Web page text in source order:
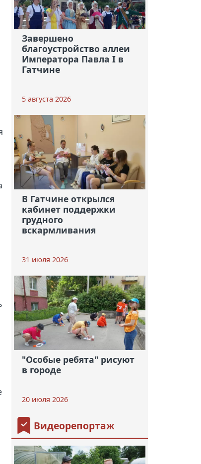
Завершено
благоустройство аллеи
Императора Павла I в
Гатчине
5 августа 2026
В Гатчине открылся
кабинет поддержки
грудного
вскармливания
31 июля 2026
"Особые ребята" рисуют
в городе
20 июля 2026
Видеорепортаж